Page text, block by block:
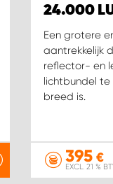
24.000
Een grotere
aantrekkelijk
reflector- en
lichtbundel te
breed is.
395€
EXCL. 21 %